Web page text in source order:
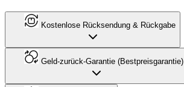
Kostenlose Rücksendung & Rückgabe
Geld-zurück-Garantie (Bestpreisgarantie)